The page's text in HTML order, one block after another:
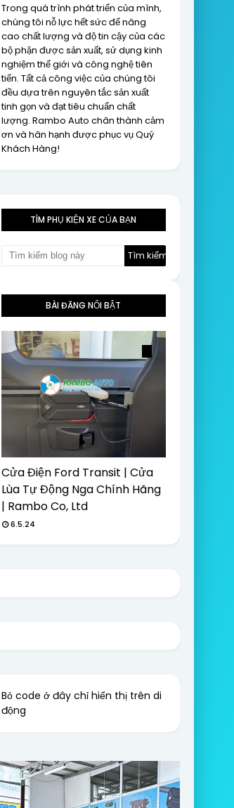
Trong quá trình phát triển của mình,
chúng tôi nỗ lực hết sức để nâng
cao chất lượng và độ tin cậy của các
bộ phận được sản xuất, sử dụng kinh
nghiệm thế giới và công nghệ tiên
tiến. Tất cả công việc của chúng tôi
đều dựa trên nguyên tắc sản xuất
tinh gọn và đạt tiêu chuẩn chất
lượng. Rambo Auto chân thành cảm
ơn và hân hạnh được phục vụ Quý
Khách Hàng!
TÌM PHỤ KIỆN XE CỦA BẠN
BÀI ĐĂNG NỔI BẬT
Cửa Điện Ford Transit | Cửa
Lùa Tự Động Nga Chính Hãng
| Rambo Co, Ltd
6.5.24
Bỏ code ở đây chỉ hiển thị trên di
động